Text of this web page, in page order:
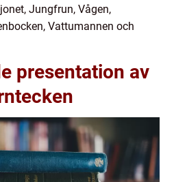
Jungfrun, Vågen,
Vattumannen och
presentation av